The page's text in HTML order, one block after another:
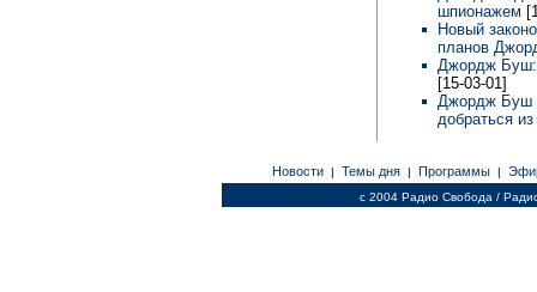
шпионажем
Новый
планов
Джордж Буш:
[15-03-01]
Джордж Буш
добраться
Новости | Темы дня | Программы |
c 2004 Радио Свобода /